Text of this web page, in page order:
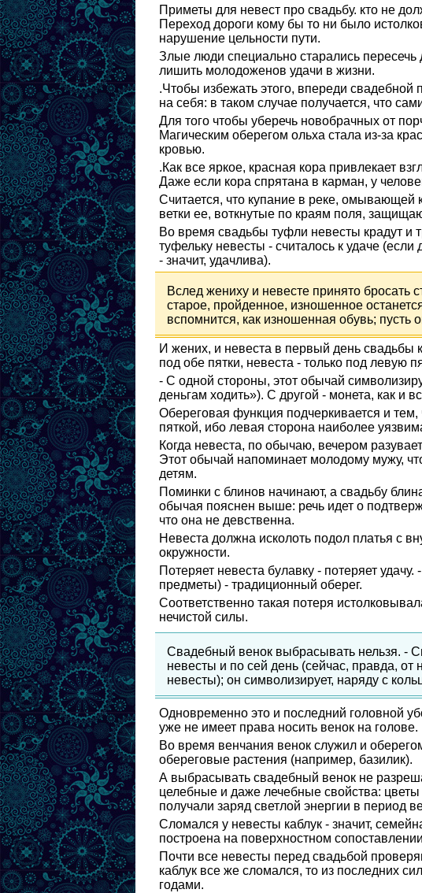
Приметы для невест про свадьбу. кто не
Переход дороги кому бы то ни было
нарушение цельности пути.
Злые люди специально старались
лишить молодоженов удачи в жизни.
.Чтобы избежать этого, впереди
на себя: в таком случае получается, что
Для того чтобы уберечь новобрачных от
Магическим оберегом ольха стала из-за
кровью.
.Как все яркое, красная кора привлекает
Даже если кора спрятана в карман, у
Считается, что купание в реке, омывающей
ветки ее, воткнутые по краям поля,
Во время свадьбы туфли невесты крадут и
туфельку невесты - считалось к удаче
- значит, удачлива).
Вслед жениху и невесте принято бросать
старое, пройденное, изношенное
вспомнится, как изношенная обувь; пусть
И жених, и невеста в первый день свадьбы
под обе пятки, невеста - только под левую
- С одной стороны, этот обычай
деньгам ходить»). С другой - монета, как и
Обереговая функция подчеркивается и
пяткой, ибо левая сторона наиболее
Когда невеста, по обычаю, вечером
Этот обычай напоминает молодому мужу,
детям.
Поминки с блинов начинают, а свадьбу
обычая пояснен выше: речь идет о
что она не девственна.
Невеста должна исколоть подол платья с
окружности.
Потеряет невеста булавку - потеряет
предметы) - традиционный оберег.
Соответственно такая потеря
нечистой силы.
Свадебный венок выбрасывать нельзя. -
невесты и по сей день (сейчас, правда, от
невесты); он символизирует, наряду с
Одновременно это и последний головной
уже не имеет права носить венок на голове.
Во время венчания венок служил и
обереговые растения (например, базилик).
А выбрасывать свадебный венок не
целебные и даже лечебные свойства:
получали заряд светлой энергии в период
Сломался у невесты каблук - значит,
построена на поверхностном
Почти все невесты перед свадьбой
каблук все же сломался, то из последних
годами.